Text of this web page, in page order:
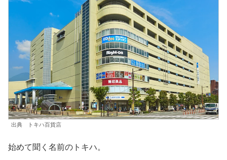
出典 トキハ百貨店
始めて聞く名前のトキハ。